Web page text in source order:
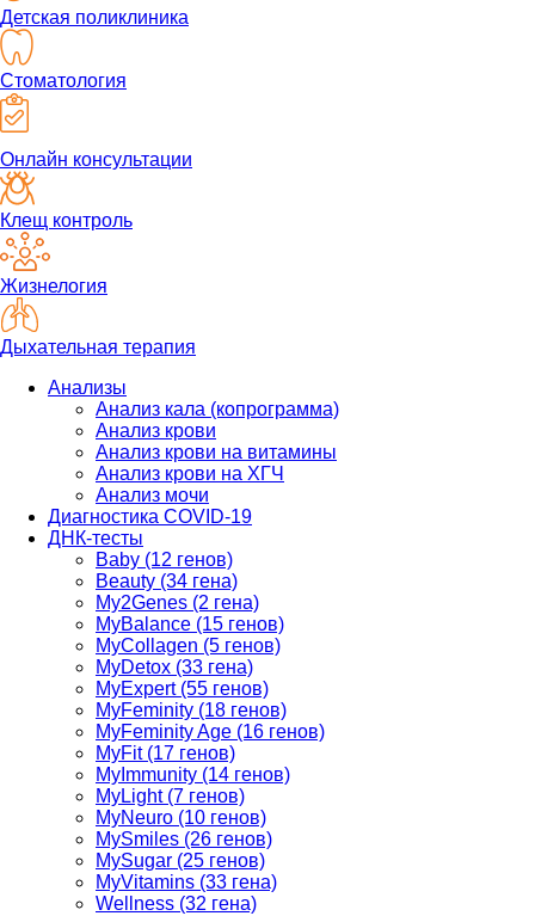
Детская поликлиника
Стоматология
Онлайн консультации
Клещ контроль
Жизнелогия
Дыхательная терапия
Анализы
Анализ кала (копрограмма)
Анализ крови
Анализ крови на витамины
Анализ крови на ХГЧ
Анализ мочи
Диагностика COVID-19
ДНК-тесты
Baby (12 генов)
Beauty (34 гена)
My2Genes (2 гена)
MyBalance (15 генов)
MyCollagen (5 генов)
MyDetox (33 гена)
MyExpert (55 генов)
MyFeminity (18 генов)
MyFeminity Age (16 генов)
MyFit (17 генов)
MyImmunity (14 генов)
MyLight (7 генов)
MyNeuro (10 генов)
MySmiles (26 генов)
MySugar (25 генов)
MyVitamins (33 гена)
Wellness (32 гена)